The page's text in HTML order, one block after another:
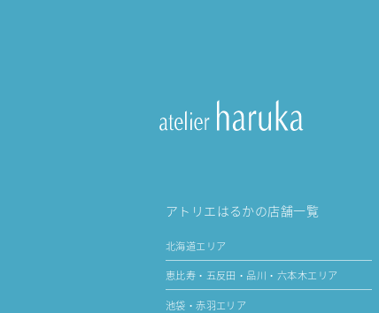
アトリエはるかの店舗一覧
北海道エリア
恵比寿・五反田・品川・六本木エリア
池袋・赤羽エリア